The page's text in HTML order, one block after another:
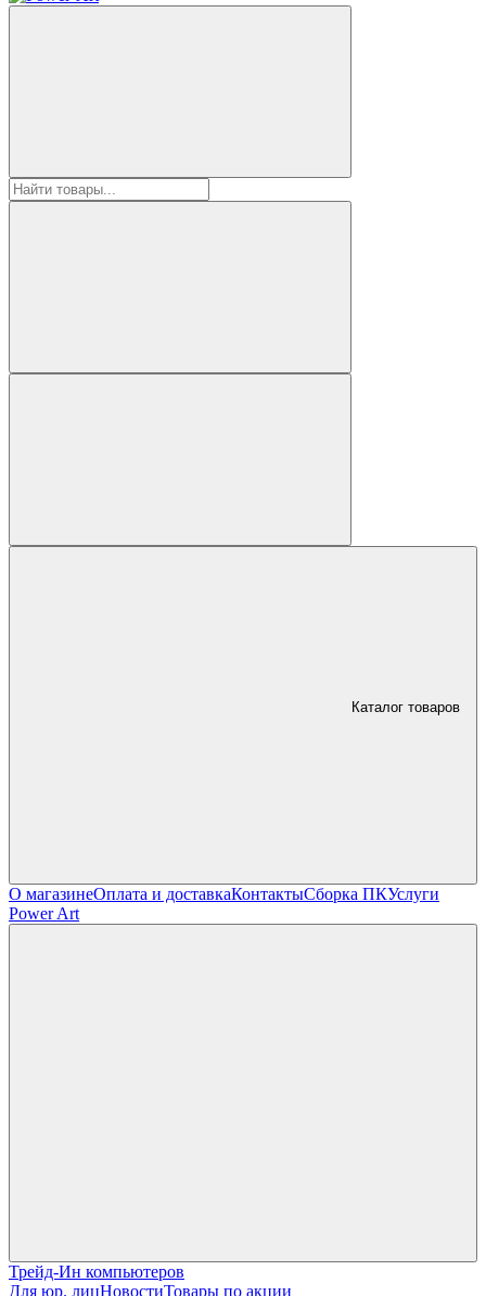
Каталог товаров
О магазинеОплата и доставкаКонтактыСборка ПКУслуги
Power Art
Трейд-Ин компьютеров
Для юр. лицНовостиТовары по акции